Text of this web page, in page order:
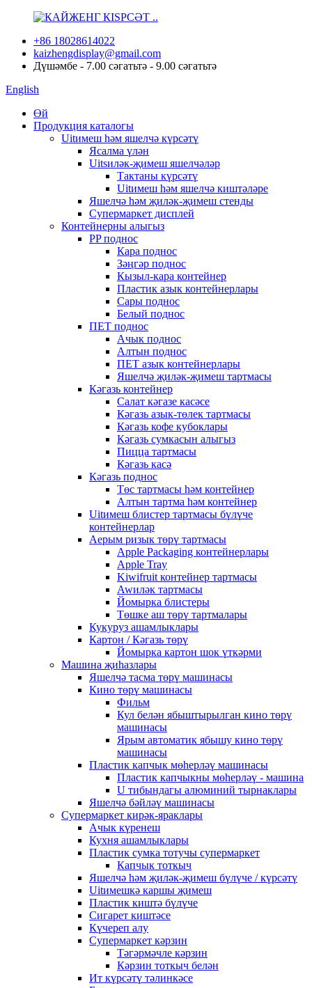
+86 18028614022
kaizhengdisplay@gmail.com
Дүшәмбе - 7.00 сәгатьтә - 9.00 сәгатьтә
English
Өй
Продукция каталогы
Uitимеш һәм яшелчә күрсәтү
Ясалма үлән
Uitsиләк-җимеш яшелчәләр
Тактаны күрсәтү
Uitимеш һәм яшелчә киштәләре
Яшелчә һәм җиләк-җимеш стенды
Супермаркет дисплей
Контейнерны алыгыз
PP поднос
Кара поднос
Зәңгәр поднос
Кызыл-кара контейнер
Пластик азык контейнерлары
Сары поднос
Белый поднос
ПЕТ поднос
Ачык поднос
Алтын поднос
ПЕТ азык контейнерлары
Яшелчә җиләк-җимеш тартмасы
Кәгазь контейнер
Салат кәгазе касәсе
Кәгазь азык-төлек тартмасы
Кәгазь кофе кубоклары
Кәгазь сумкасын алыгыз
Пицца тартмасы
Кәгазь касә
Кәгазь поднос
Төс тартмасы һәм контейнер
Алтын тартма һәм контейнер
Uitимеш блистер тартмасы бүлүче
контейнерлар
Аерым ризык төрү тартмасы
Apple Packaging контейнерлары
Apple Tray
Kiwifruit контейнер тартмасы
Awиләк тартмасы
Йомырка блистеры
Төшке аш төрү тартмалары
Кукуруз ашамлыклары
Картон / Кәгазь төрү
Йомырка картон шок үткәрми
Машина җиһазлары
Яшелчә тасма төрү машинасы
Кино төрү машинасы
Фильм
Кул белән ябыштырылган кино төрү
машинасы
Ярым автоматик ябышу кино төрү
машинасы
Пластик капчык мөһерләү машинасы
Пластик капчыкны мөһерләү - машина
U тибындагы алюминий тырнаклары
Яшелчә бәйләү машинасы
Супермаркет кирәк-яраклары
Ачык күренеш
Кухня ашамлыклары
Пластик сумка тотучы супермаркет
Капчык тоткыч
Яшелчә һәм җиләк-җимеш бүлүче / күрсәтү
Uitимешкә каршы җимеш
Пластик киштә бүлүче
Сигарет киштәсе
Күчереп алу
Супермаркет кәрзин
Тәгәрмәчле кәрзин
Кәрзин тоткыч белән
Ит күрсәтү тәлинкәсе